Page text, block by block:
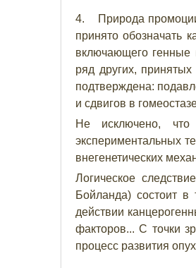
4. Природа промоции
принято обозначать
включающего генные
ряд других,
подтверждена:
и сдвигов в
Не исключено, что
экспериментальных
внегенетических
Логическое
Бойланда) состоит в
действии
факторов... С точки
процесс развития